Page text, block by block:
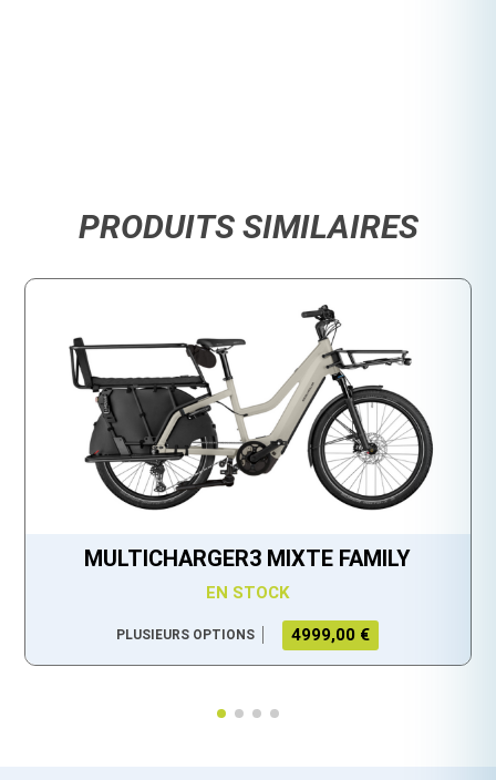
PRODUITS SIMILAIRES
MULTICHARGER3 MIXTE FAMILY
EN STOCK
PLUSIEURS OPTIONS 4999,00 €